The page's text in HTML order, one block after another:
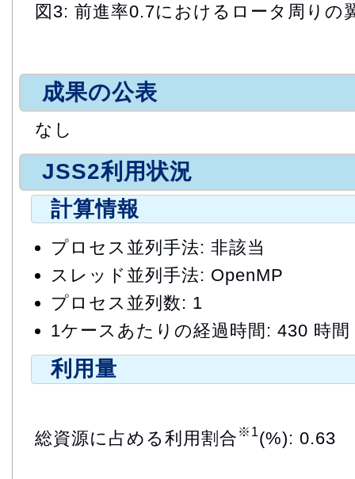
図3: 前進率0.7におけるロータ周りの
成果の公表
なし
JSS2利用状況
計算情報
プロセス並列手法: 非該当
スレッド並列手法: OpenMP
プロセス並列数: 1
1ケースあたりの経過時間: 430 時間
利用量
総資源に占める利用割合 ※1(%): 0.63